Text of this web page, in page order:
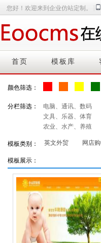
您好！欢迎来到企业仿站定制。
首页 模板库
颜色筛选：
分栏筛选： 电脑、通讯、数码
文具、乐器、体育
农业、水产、养殖
模板类别： 英文外贸 网店
模板展示：